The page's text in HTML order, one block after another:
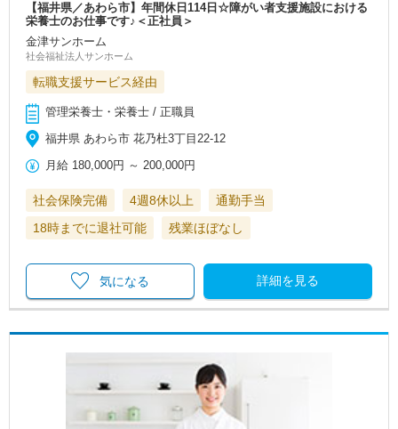
【福井県／あわら市】年間休日114日☆障がい者支援施設における
栄養士のお仕事です♪＜正社員＞
金津サンホーム
社会福祉法人サンホーム
転職支援サービス経由
管理栄養士・栄養士 / 正職員
福井県 あわら市 花乃杜3丁目22-12
月給 180,000円 ～200,000円
社会保険完備 4週8休以上
通勤手当
18時までに退社可能
残業ほぼなし
詳細を見る
気になる